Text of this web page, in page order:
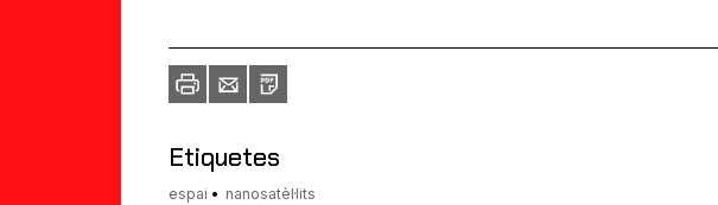
ImprimirEnvia
un
PDF
Etiquetes
espai nanosatèl·lits